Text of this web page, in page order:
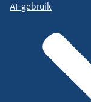
AI-gebruik